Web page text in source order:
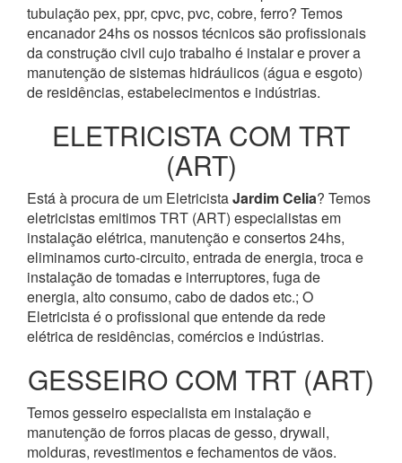
tubulação pex, ppr, cpvc, pvc, cobre, ferro? Temos
encanador 24hs os nossos técnicos são profissionais
da construção civil cujo trabalho é instalar e prover a
manutenção de sistemas hidráulicos (água e esgoto)
de residências, estabelecimentos e indústrias.
ELETRICISTA COM TRT
(ART)
Está à procura de um EletricistaJardim Celia? Temos
eletricistas emitimos TRT (ART) especialistas em
instalação elétrica, manutenção e consertos 24hs,
eliminamos curto-circuito, entrada de energia, troca e
instalação de tomadas e interruptores, fuga de
energia, alto consumo, cabo de dados etc.; O
Eletricista é o profissional que entende da rede
elétrica de residências, comércios e indústrias.
GESSEIRO COM TRT (ART)
Temos gesseiro especialista em instalação e
manutenção de forros placas de gesso, drywall,
molduras, revestimentos e fechamentos de vãos.